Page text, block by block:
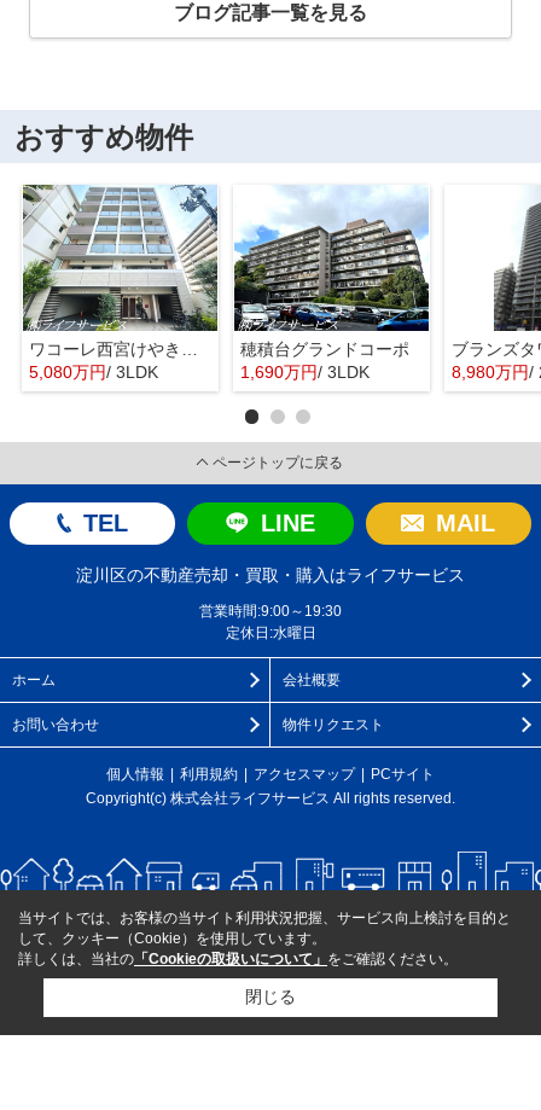
ブログ記事一覧を見る
おすすめ物件
5,080万円/ 3LDK
穂積台グランドコーポ
1,690万円/ 3LDK 8,980万円/
ページトップに戻る
TEL LINE MAIL
淀川区の不動産売却・買取・購入はライフサービス
営業時間:9:00～19:30
定休日:水曜日
ホーム 会社概要
お問い合わせ 物件リクエスト
個人情報 利用規約 アクセスマップ
PCサイト
Copyright(c) 株式会社ライフサービス All rights reserved.
当サイトでは、お客様の当サイト利用状況把握、サービス向上検討を目的と
して、クッキー（Cookie）を使用しています。
詳しくは、当社の 「Cookieの取扱いについて」 をご確認ください。
閉じる